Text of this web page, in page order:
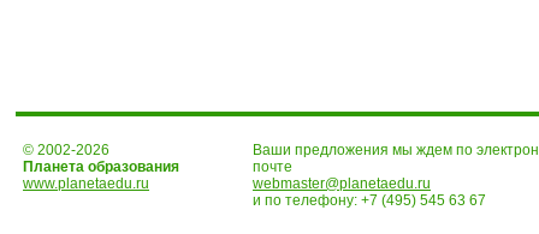
© 2002-2026
Планета образования
www.planetaedu.ru
Ваши предложения мы ждем по
почте
webmaster@planetaedu.ru
и по телефону: +7 (495) 545 63 67